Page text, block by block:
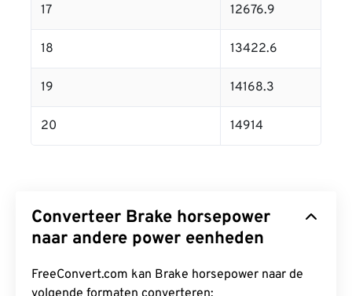
17 12676.9
18 13422.6
19 14168.3
20 14914
Converteer Brake horsepower
naar andere power eenheden
FreeConvert.com kan Brake horsepower naar de